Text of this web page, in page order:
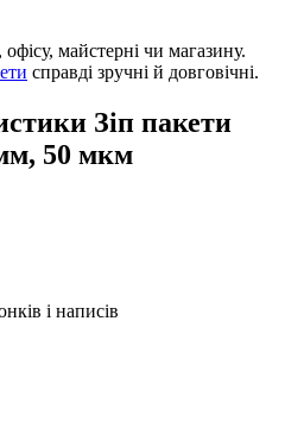
майстерні чи магазину.
справді зручні й довговічні.
Зіп пакети
50 мкм
і написів